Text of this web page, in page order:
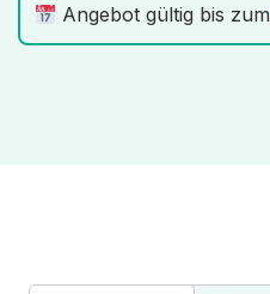
Angebot gültig bis zum